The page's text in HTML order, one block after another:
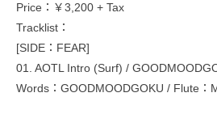
Price：￥3,200 + Tax
Tracklist：
[SIDE：FEAR]
01. AOTL Intro (Surf) /
Words：GOODMOODGOKU / Flute：